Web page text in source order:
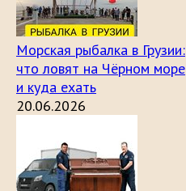
Морская рыбалка в Грузии:
что ловят на Чёрном море
и куда ехать
20.06.2026